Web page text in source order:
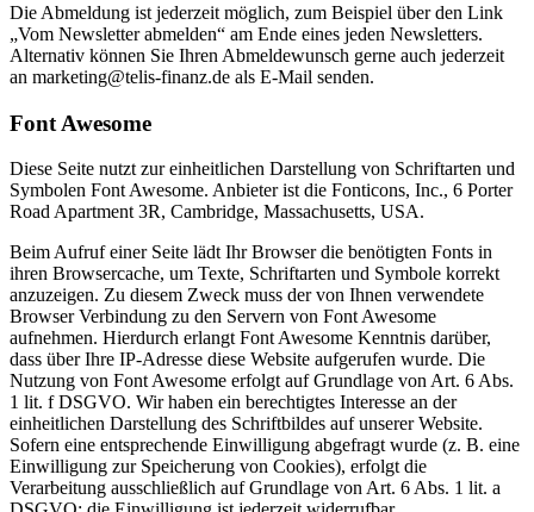
Die Abmeldung ist jederzeit möglich, zum Beispiel über den Link
„Vom Newsletter abmelden“ am Ende eines jeden Newsletters.
Alternativ können Sie Ihren Abmeldewunsch gerne auch jederzeit
an marketing@telis-finanz.de als E-Mail senden.
Font Awesome
Diese Seite nutzt zur einheitlichen Darstellung von Schriftarten und
Symbolen Font Awesome. Anbieter ist die Fonticons, Inc., 6 Porter
Road Apartment 3R, Cambridge, Massachusetts, USA.
Beim Aufruf einer Seite lädt Ihr Browser die benötigten Fonts in
ihren Browsercache, um Texte, Schriftarten und Symbole korrekt
anzuzeigen. Zu diesem Zweck muss der von Ihnen verwendete
Browser Verbindung zu den Servern von Font Awesome
aufnehmen. Hierdurch erlangt Font Awesome Kenntnis darüber,
dass über Ihre IP-Adresse diese Website aufgerufen wurde. Die
Nutzung von Font Awesome erfolgt auf Grundlage von Art. 6 Abs.
1 lit. f DSGVO. Wir haben ein berechtigtes Interesse an der
einheitlichen Darstellung des Schriftbildes auf unserer Website.
Sofern eine entsprechende Einwilligung abgefragt wurde (z. B. eine
Einwilligung zur Speicherung von Cookies), erfolgt die
Verarbeitung ausschließlich auf Grundlage von Art. 6 Abs. 1 lit. a